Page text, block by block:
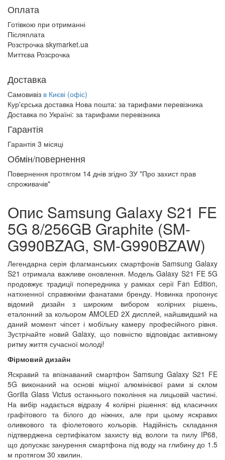
Оплата
Готівкою при отриманні
Післяплата
Розстрочка skymarket.ua
Миттєва Розсрочка
Доставка
Самовивіз в Києві (офіс)
Кур'єрська доставка Нова пошта: за тарифами перевізника
Доставка по Україні: за тарифами перевізника
Гарантія
Гарантія 3 місяці
Обмін/повернення
Повернення протягом 14 днів згідно ЗУ "Про захист прав
спроживачів"
Опис Samsung Galaxy S21 FE
5G 8/256GB Graphite (SM-
G990BZAG, SM-G990BZAW)
Легендарна серія флагманських смартфонів Samsung Galaxy
S21 отримала важливе оновлення. Модель Galaxy S21 FE 5G
продовжує традиції попередника у рамках серії Fan Edition,
натхненної справжніми фанатами бренду. Новинка пропонує
відомий дизайн з широким вибором колірних рішень,
еталонний за кольором AMOLED 2X дисплей, найшвидший на
даний момент чіпсет і мобільну камеру професійного рівня.
Зустрічайте новий Galaxy, що повністю відповідає активному
ритму життя сучасної молоді!
Фірмовий дизайн
Яскравий та впізнаваний смартфон Samsung Galaxy S21 FE
5G виконаний на основі міцної алюмінієвої рами зі склом
Gorilla Glass Victus останнього покоління на лицьовій частині.
На вибір надається відразу 4 колірні рішення: від класичних
графітового та білого до ніжних, але при цьому яскравих
оливкового та фіолетового кольорів. Надійність складання
підтверджена сертифікатом захисту від вологи та пилу IP68,
що допускає занурення смартфона під воду на глибину до 1.5
м протягом 30 хвилин.